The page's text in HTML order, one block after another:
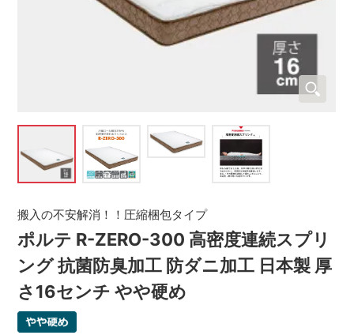
ポルテ R-ZERO-300 高密度連続スプリ
ング 抗菌防臭加工 防ダニ加工 日本製 厚
さ16センチ やや硬め
搬入の不安解消！！圧縮梱包タイプ